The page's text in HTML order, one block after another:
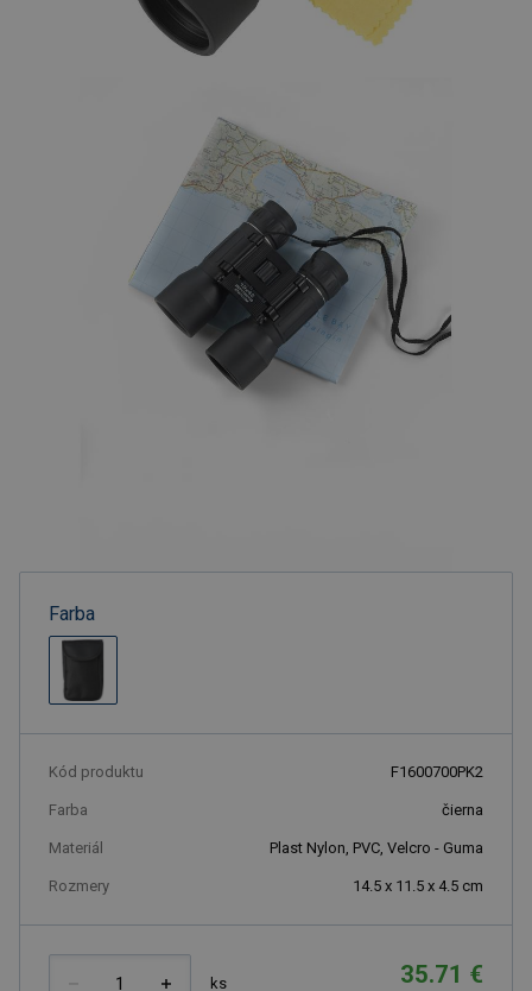
Farba
Kód produktu F1600700PK2
Farba čierna
Materiál Plast Nylon, PVC, Velcro - Guma
Rozmery 14.5 x 11.5 x 4.5 cm
ks 35.71 €